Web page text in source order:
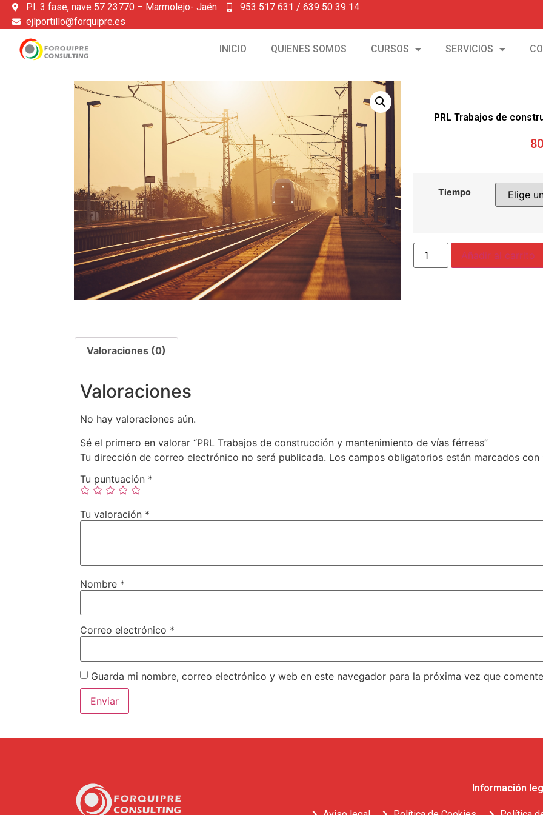
P.I. 3 fase, nave 57 23770 – Marmolejo- Jaén
953 517 631 / 639 50 39 14
ejlportillo@forquipre.es
INICIO QUIENES SOMOS CURSOS SERVICIOS
PRL Trabajos de
Tiempo
Añadir al carrito
Valoraciones (0)
Valoraciones
No hay valoraciones aún.
Sé el primero en valorar “PRL Trabajos de construcción y mantenimiento de vías férreas”
Tu dirección de correo electrónico no será publicada. Los campos obligatorios están marcados con
Tu puntuación *
Tu valoración *
Nombre *
Correo electrónico *
Guarda mi nombre, correo electrónico y web en este navegador para la próxima vez que
Información